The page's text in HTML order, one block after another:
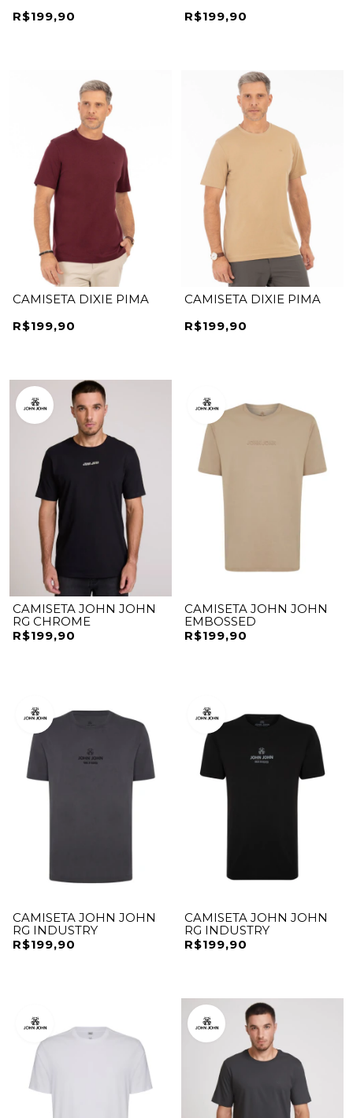
R$199,90
R$199,90
CAMISETA DIXIE PIMA
R$199,90
CAMISETA DIXIE PIMA
R$199,90
CAMISETA JOHN JOHN
RG CHROME
R$199,90
CAMISETA JOHN JOHN
EMBOSSED
R$199,90
CAMISETA JOHN JOHN
RG INDUSTRY
R$199,90
CAMISETA JOHN JOHN
RG INDUSTRY
R$199,90